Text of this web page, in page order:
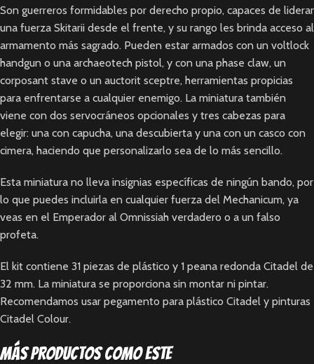
Son guerreros formidables por derecho propio, capaces de liderar
una fuerza Skitarii desde el frente, y su rango les brinda acceso al
armamento más sagrado. Pueden estar armados con un voltlock
handgun o una archaeotech pistol, y con una phase claw, un
corposant stave o un auctorit sceptre, herramientas propicias
para enfrentarse a cualquier enemigo. La miniatura también
viene con dos servocráneos opcionales y tres cabezas para
elegir: una con capucha, una descubierta y una con un casco con
cimera, haciendo que personalizarlo sea de lo más sencillo.
Esta miniatura no lleva insignias específicas de ningún bando, por
lo que puedes incluirla en cualquier fuerza del Mechanicum, ya
veas en el Emperador al Omnissiah verdadero o a un falso
profeta.
El kit contiene 31 piezas de plástico y 1 peana redonda Citadel de
32 mm. La miniatura se proporciona sin montar ni pintar.
Recomendamos usar pegamento para plástico Citadel y pinturas
Citadel Colour.
Más productos como este